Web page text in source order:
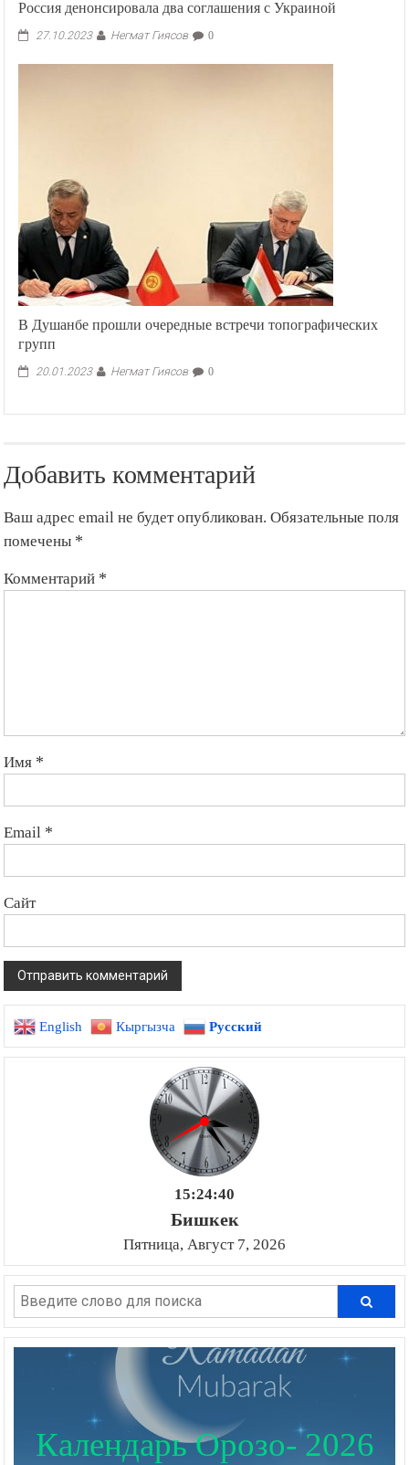
Россия денонсировала два соглашения с Украиной
27.10.2023 Негмат Гиясов 0
В Душанбе прошли очередные встречи топографических
групп
20.01.2023 Негмат Гиясов 0
Добавить комментарий
Ваш адрес email не будет опубликован. Обязательные поля
помечены *
Комментарий *
Имя *
Email *
Сайт
English Кыргызча Русский
15:24:41
Бишкек
Пятница, Август 7, 2026
Календарь Орозо- 2026